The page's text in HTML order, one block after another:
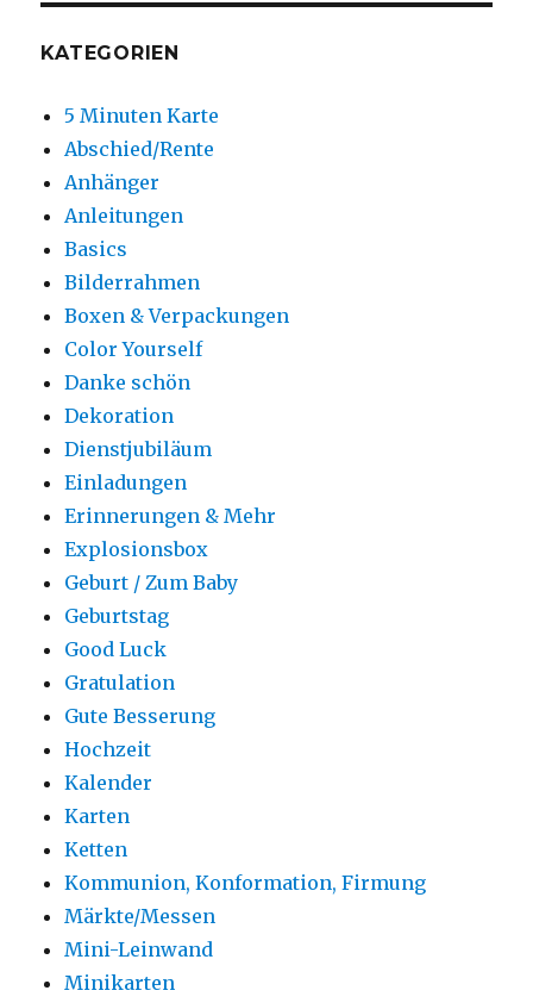
KATEGORIEN
5 Minuten Karte
Abschied/Rente
Anhänger
Anleitungen
Basics
Bilderrahmen
Boxen & Verpackungen
Color Yourself
Danke schön
Dekoration
Dienstjubiläum
Einladungen
Erinnerungen & Mehr
Explosionsbox
Geburt / Zum Baby
Geburtstag
Good Luck
Gratulation
Gute Besserung
Hochzeit
Kalender
Karten
Ketten
Kommunion, Konformation, Firmung
Märkte/Messen
Mini-Leinwand
Minikarten